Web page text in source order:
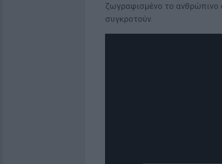
ζωγραφισμένο το ανθρώπινο
συγκροτούν.